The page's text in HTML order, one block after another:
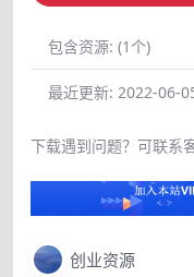
包含资源: (1个)
最近更新: 2022-06-
下载遇到问题？可联系
创业资源